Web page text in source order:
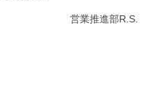
営業推進部R.S.